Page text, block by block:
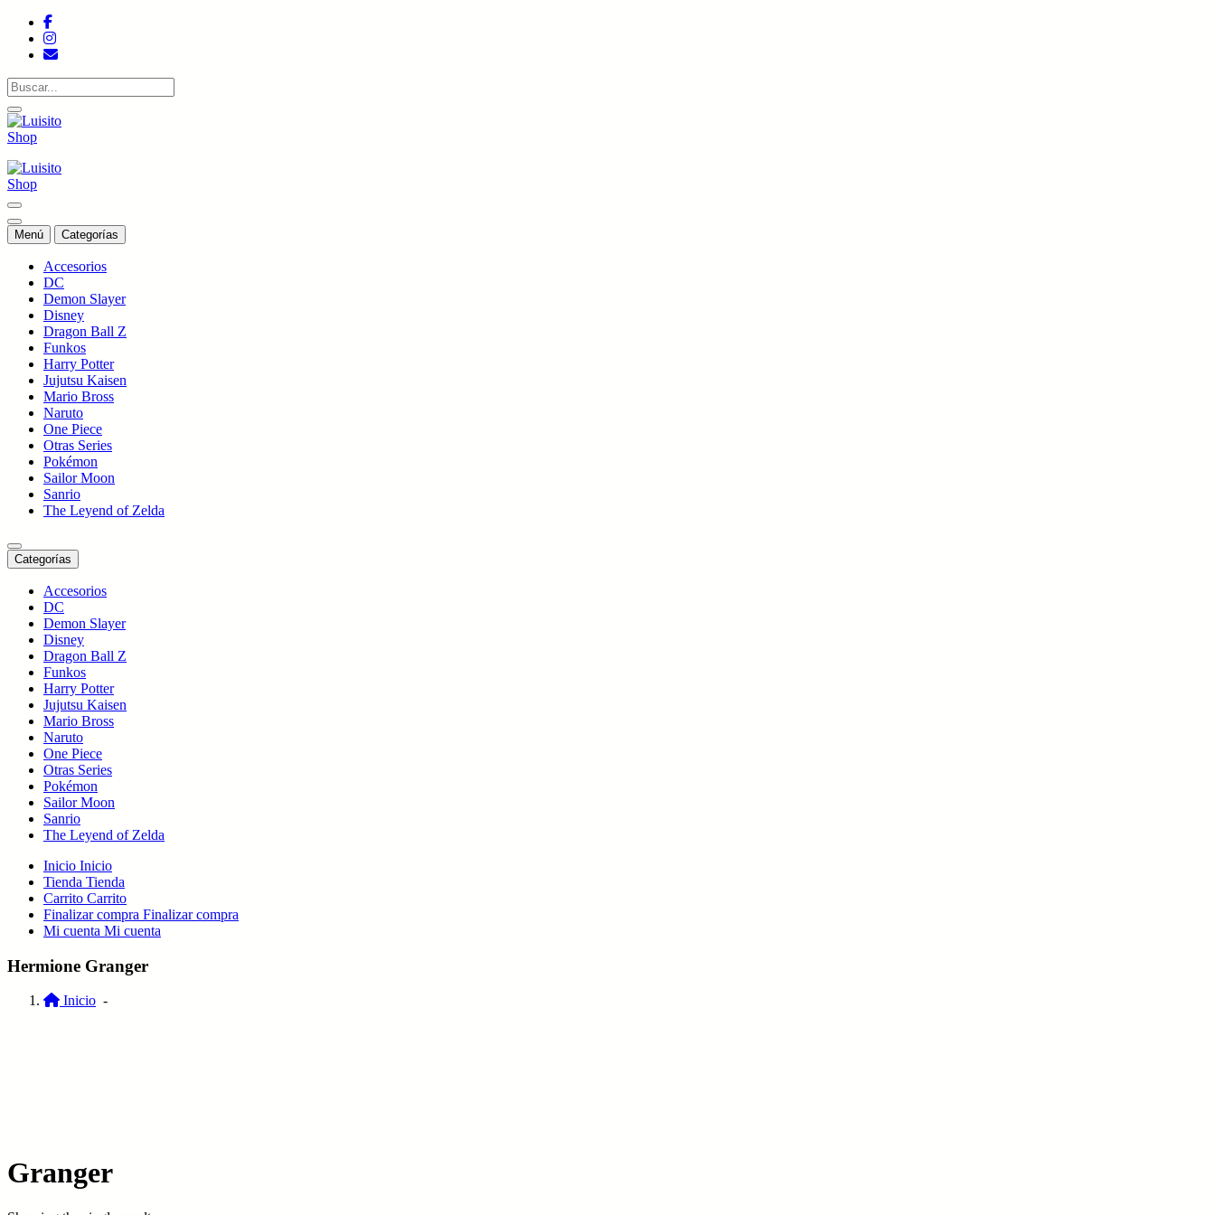
Saltar
contenido
Tienda de colecciones
Menú Categorías
Accesorios
DC
Demon Slayer
Disney
Dragon Ball Z
Funkos
Harry Potter
Jujutsu Kaisen
Mario Bross
Naruto
One Piece
Otras Series
Pokémon
Sailor Moon
Sanrio
The Leyend of Zelda
Categorías
Accesorios
DC
Demon Slayer
Disney
Dragon Ball Z
Funkos
Harry Potter
Jujutsu Kaisen
Mario Bross
Naruto
One Piece
Otras Series
Pokémon
Sailor Moon
Sanrio
The Leyend of Zelda
Inicio Inicio
Tienda Tienda
Carrito Carrito
Finalizar compra Finalizar compra
Mi cuenta Mi cuenta
Hermione Granger
Inicio -
Granger